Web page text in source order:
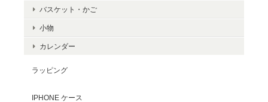
バスケット・かご
小物
カレンダー
ラッピング
IPHONE ケース